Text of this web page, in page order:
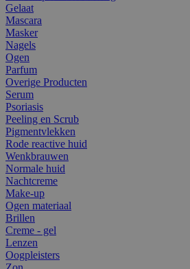
Gelaat
Mascara
Masker
Nagels
Ogen
Parfum
Overige Producten
Serum
Psoriasis
Peeling en Scrub
Pigmentvlekken
Rode reactive huid
Wenkbrauwen
Normale huid
Nachtcreme
Make-up
Ogen materiaal
Brillen
Creme - gel
Lenzen
Oogpleisters